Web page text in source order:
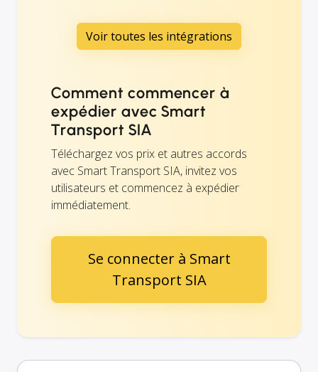
Voir toutes les intégrations
Comment commencer à
expédier avec Smart
Transport SIA
Téléchargez vos prix et autres accords
avec Smart Transport SIA, invitez vos
utilisateurs et commencez à expédier
immédiatement.
Se connecter à Smart
Transport SIA